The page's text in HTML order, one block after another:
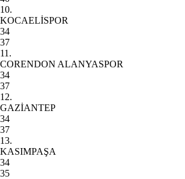
10.
KOCAELİSPOR
34
37
11.
CORENDON ALANYASPOR
34
37
12.
GAZİANTEP
34
37
13.
KASIMPAŞA
34
35